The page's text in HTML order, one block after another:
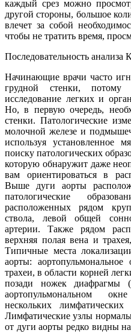
каждый срез можно
другой стороны, большое
влечет за собой
чтобы не тратить время,
Последовательность анализа
Начинающие врачи часто
грудной стенки, потому
исследование легких и
Но, в первую очередь,
стенки. Патологические
молочной железе и
используя установленное
поиску патологических
которую обнаружит даже
вам ориентироваться в
Выше дуги аорты
патологические
расположенных рядом
ствола, левой общей
артерии. Также рядом
верхняя полая вена и
Типичные места
аорты:
трахеи, в области корней
позади ножек диафрагмы
аортопульмональном
нескольких
Лимфатические узлы
от дуги аорты редко видны